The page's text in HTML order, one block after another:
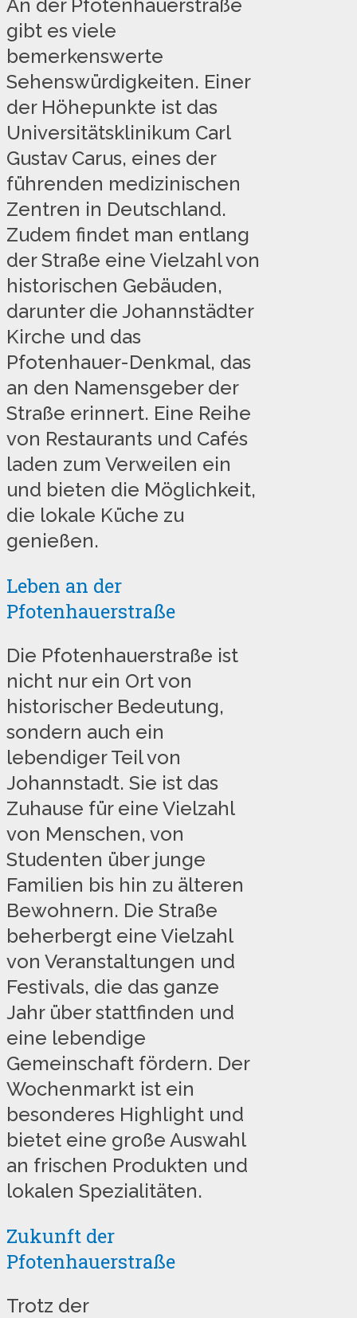
An der Pfotenhauerstraße
gibt es viele
bemerkenswerte
Sehenswürdigkeiten. Einer
der Höhepunkte ist das
Universitätsklinikum Carl
Gustav Carus, eines der
führenden medizinischen
Zentren in Deutschland.
Zudem findet man entlang
der Straße eine Vielzahl von
historischen Gebäuden,
darunter die Johannstädter
Kirche und das
Pfotenhauer-Denkmal, das
an den Namensgeber der
Straße erinnert. Eine Reihe
von Restaurants und Cafés
laden zum Verweilen ein
und bieten die Möglichkeit,
die lokale Küche zu
genießen.
Leben an der
Pfotenhauerstraße
Die Pfotenhauerstraße ist
nicht nur ein Ort von
historischer Bedeutung,
sondern auch ein
lebendiger Teil von
Johannstadt. Sie ist das
Zuhause für eine Vielzahl
von Menschen, von
Studenten über junge
Familien bis hin zu älteren
Bewohnern. Die Straße
beherbergt eine Vielzahl
von Veranstaltungen und
Festivals, die das ganze
Jahr über stattfinden und
eine lebendige
Gemeinschaft fördern. Der
Wochenmarkt ist ein
besonderes Highlight und
bietet eine große Auswahl
an frischen Produkten und
lokalen Spezialitäten.
Zukunft der
Pfotenhauerstraße
Trotz der